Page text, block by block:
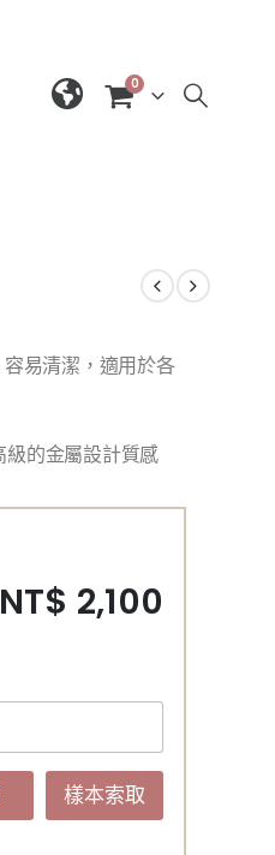
0
易清潔，適用於各
級的金屬設計質感
NT$ 2,100
樣本索取